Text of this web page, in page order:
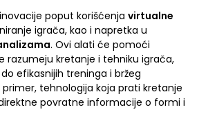
poput korišćenja virtualne
igrača, kao i napretka u
. Ovi alati će pomoći
razumeju kretanje i tehniku igrača,
efikasnijih treninga i bržeg
tehnologija koja prati kretanje
povratne informacije o formi i